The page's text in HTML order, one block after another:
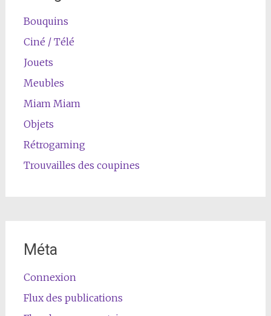
Bouquins
Ciné / Télé
Jouets
Meubles
Miam Miam
Objets
Rétrogaming
Trouvailles des coupines
Méta
Connexion
Flux des publications